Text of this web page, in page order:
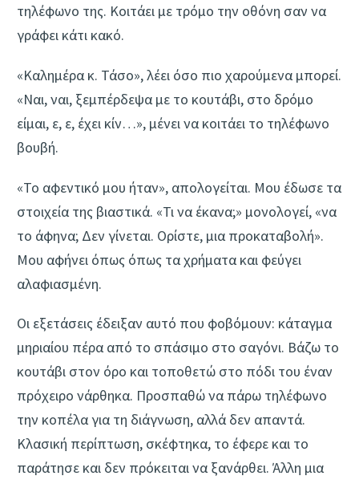
τηλέφωνο της. Κοιτάει με τρόμο την οθόνη σαν να
γράφει κάτι κακό.
«Καλημέρα κ. Τάσο», λέει όσο πιο χαρούμενα μπορεί.
«Ναι, ναι, ξεμπέρδεψα με το κουτάβι, στο δρόμο
είμαι, ε, ε, έχει κίν…», μένει να κοιτάει το τηλέφωνο
βουβή.
«Το αφεντικό μου ήταν», απολογείται. Μου έδωσε τα
στοιχεία της βιαστικά. «Τι να έκανα;» μονολογεί, «να
το άφηνα; Δεν γίνεται. Ορίστε, μια προκαταβολή».
Μου αφήνει όπως όπως τα χρήματα και φεύγει
αλαφιασμένη.
Οι εξετάσεις έδειξαν αυτό που φοβόμουν: κάταγμα
μηριαίου πέρα από το σπάσιμο στο σαγόνι. Βάζω το
κουτάβι στον όρο και τοποθετώ στο πόδι του έναν
πρόχειρο νάρθηκα. Προσπαθώ να πάρω τηλέφωνο
την κοπέλα για τη διάγνωση, αλλά δεν απαντά.
Κλασική περίπτωση, σκέφτηκα, το έφερε και το
παράτησε και δεν πρόκειται να ξανάρθει. Άλλη μια